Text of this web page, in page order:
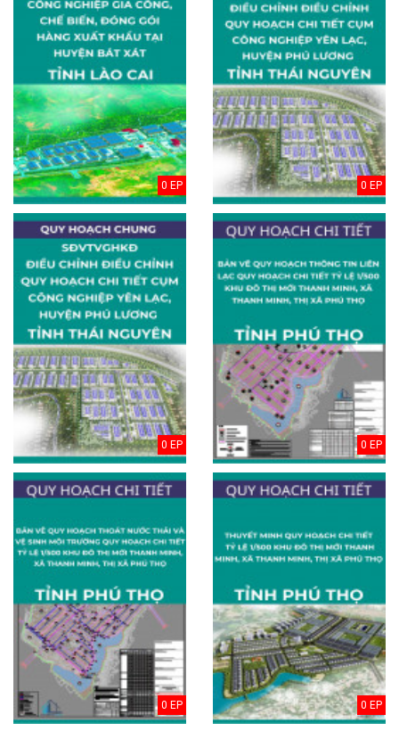
0 EP 0 EP
0 EP 0 EP
0 EP 0 EP